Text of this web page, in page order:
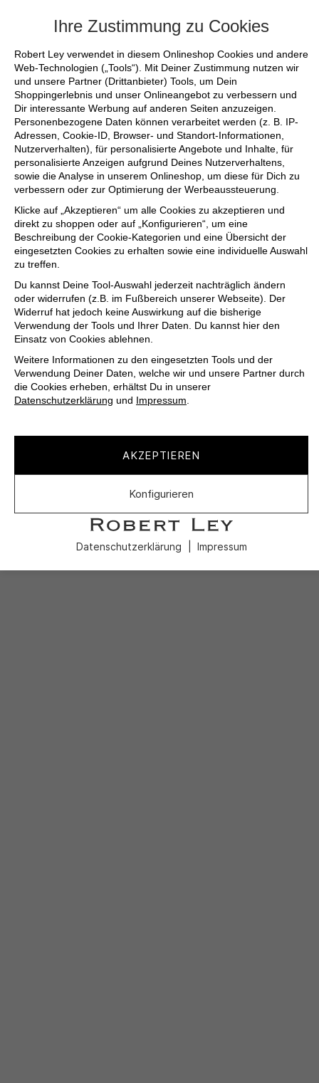
Ihre Zustimmung zu Cookies
Robert Ley verwendet in diesem Onlineshop Cookies und andere
Web-Technologien („Tools“). Mit Deiner Zustimmung nutzen wir
und unsere Partner (Drittanbieter) Tools, um Dein
Shoppingerlebnis und unser Onlineangebot zu verbessern und
Dir interessante Werbung auf anderen Seiten anzuzeigen.
Personenbezogene Daten können verarbeitet werden (z. B. IP-
Adressen, Cookie-ID, Browser- und Standort-Informationen,
Nutzerverhalten), für personalisierte Angebote und Inhalte, für
personalisierte Anzeigen aufgrund Deines Nutzerverhaltens,
sowie die Analyse in unserem Onlineshop, um diese für Dich zu
verbessern oder zur Optimierung der Werbeaussteuerung.
Klicke auf „Akzeptieren“ um alle Cookies zu akzeptieren und
direkt zu shoppen oder auf „Konfigurieren“, um eine
Beschreibung der Cookie-Kategorien und eine Übersicht der
eingesetzten Cookies zu erhalten sowie eine individuelle Auswahl
zu treffen.
Du kannst Deine Tool-Auswahl jederzeit nachträglich ändern
oder widerrufen (z.B. im Fußbereich unserer Webseite). Der
Widerruf hat jedoch keine Auswirkung auf die bisherige
Verwendung der Tools und Ihrer Daten. Du kannst hier den
Einsatz von Cookies ablehnen.
Weitere Informationen zu den eingesetzten Tools und der
Verwendung Deiner Daten, welche wir und unsere Partner durch
die Cookies erheben, erhältst Du in unserer
Datenschutzerklärung und Impressum.
AKZEPTIEREN
Konfigurieren
Datenschutzerklärung Impressum